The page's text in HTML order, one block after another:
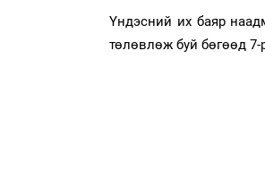
Үндэсний их баяр
төлөвлөж буй бөгөөд